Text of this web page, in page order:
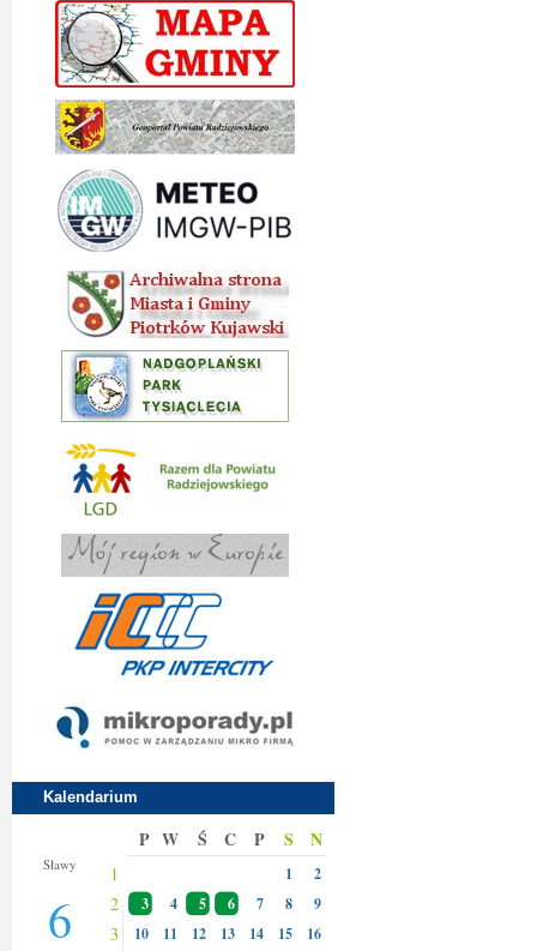
Kalendarium
Sławy
6
P W Ś C P S N
1 1 2
2 3 4 5 6 7 8 9
3 10 11 12 13 14 15 16